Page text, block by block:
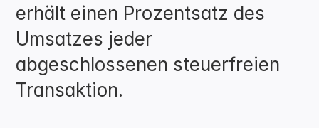
erhält einen Prozentsatz des
Umsatzes jeder
abgeschlossenen steuerfreien
Transaktion.